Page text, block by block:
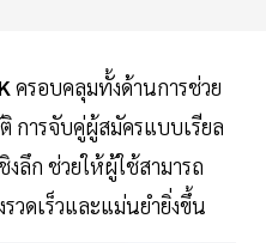
ครอบคลุมทั้งด้านการช่วย
การจับคู่ผู้สมัครแบบเรียล
ลึก ช่วยให้ผู้ใช้สามารถ
วดเร็วและแม่นยำยิ่งขึ้น